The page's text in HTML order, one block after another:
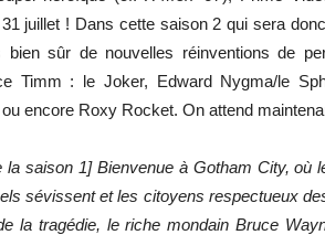
31 juillet ! Dans cette saison 2 qui sera
bien sûr de nouvelles réinventions de
Timm : le Joker, Edward Nygma/le
encore Roxy Rocket. On attend
la saison 1] Bienvenue à Gotham City, où
sévissent et les citoyens respectueux
la tragédie, le riche mondain Bruce